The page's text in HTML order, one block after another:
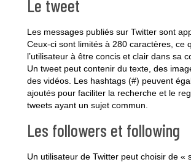
Le tweet
Les messages publiés sur Twittersont
Ceux-ci sont limités à 280 caractères, ce
l’utilisateur à être concis et clair dans sa
Un tweet peut contenir du texte, des
des vidéos. Les hashtags (#) peuvent
ajoutés pour faciliter la recherche et le
tweets ayant un sujet commun.
Les followers et following
Un utilisateur de Twitter peut choisir de «